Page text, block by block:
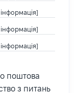
поштова
з питань